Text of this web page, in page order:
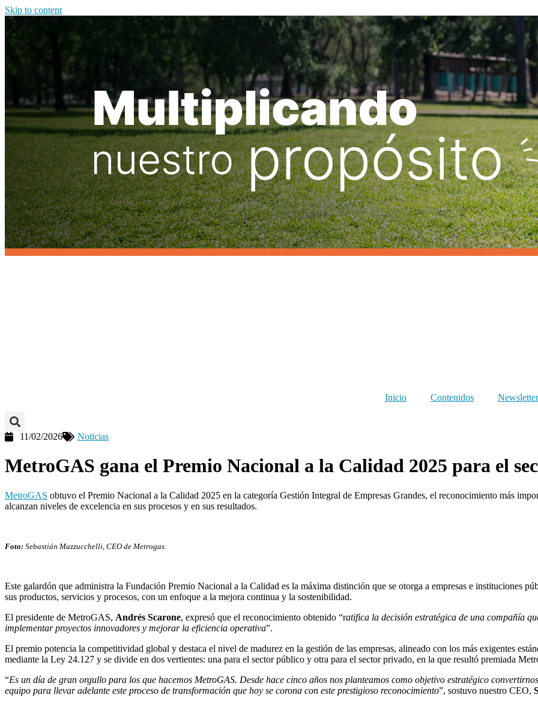
Skip to content
Inicio Contenidos Newsletter
11/02/2026 Noticias
MetroGAS gana el Premio Nacional a la Calidad 2025 para el
MetroGAS obtuvo el Premio Nacional a la Calidad 2025 en la categoría Gestión Integral de Empresas Grandes, el reconocimiento más
alcanzan niveles de excelencia en sus procesos y en sus resultados.
Foto: Sebastián Mazzucchelli, CEO de Metrogas.
Este galardón que administra la Fundación Premio Nacional a la Calidad es la máxima distinción que se otorga a empresas e instituciones
sus productos, servicios y procesos, con un enfoque a la mejora continua y la sostenibilidad.
El presidente de MetroGAS, Andrés Scarone, expresó que el reconocimiento obtenido “ratifica la decisión estratégica de una compañía
implementar proyectos innovadores y mejorar la eficiencia operativa”.
El premio potencia la competitividad global y destaca el nivel de madurez en la gestión de las empresas, alineado con los más exigentes
mediante la Ley 24.127 y se divide en dos vertientes: una para el sector público y otra para el sector privado, en la que resultó premiada
“Es un día de gran orgullo para los que hacemos MetroGAS. Desde hace cinco años nos planteamos como objetivo estratégico
equipo para llevar adelante este proceso de transformación que hoy se corona con este prestigioso reconocimiento”, sostuvo nuestro CEO,